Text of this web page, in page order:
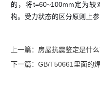
的，将t=60~100mm定为
构。受力状态的区分原则上参
上一篇： 房屋抗震鉴定是什
下一篇： GB/T50661里面的